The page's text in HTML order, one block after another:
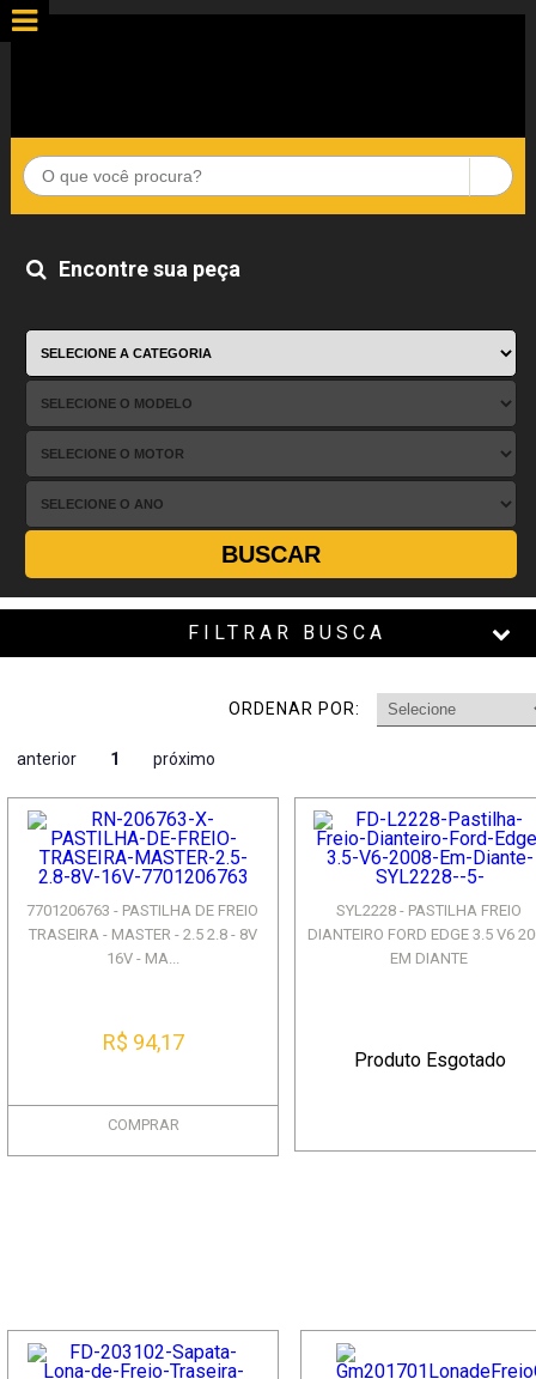
Encontre sua peça
BUSCAR
FILTRAR BUSCA
ORDENAR POR:
anterior 1 próximo
7701206763 - PASTILHA DE FREIO
TRASEIRA - MASTER - 2.5 2.8 - 8V
16V - MA...
R$ 94,17
COMPRAR
SYL2228 - PASTILHA FREIO
DIANTEIRO FORD EDGE 3.5 V6
EM DIANTE
Produto Esgotado